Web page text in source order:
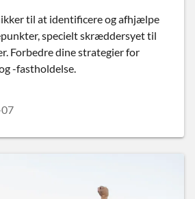
til at identificere og afhjælpe
specielt skræddersyet til
Forbedre dine strategier for
-fastholdelse.